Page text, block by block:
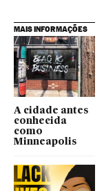
MAIS INFORMAÇÕES
A cidade antes
conhecida
como
Minneapolis